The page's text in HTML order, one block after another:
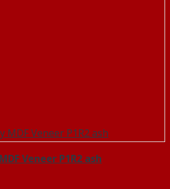
Veneer P1R2 ash